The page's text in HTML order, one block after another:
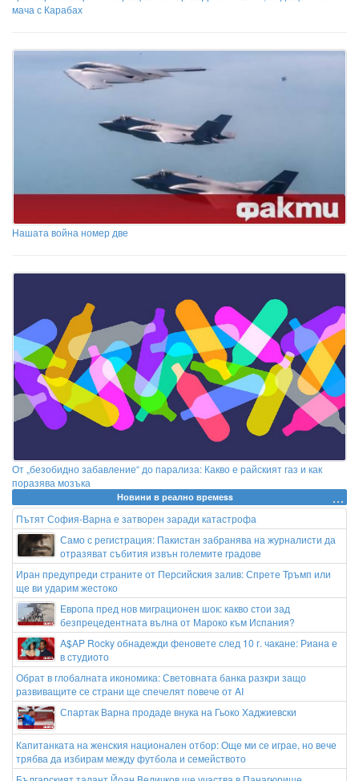
мача с Карабах
Нашата война номер две
От „безобидно забавление“ до парализа: Какво е райският газ и как
поразява мозъка
Новини в реално времеss
Пътят София-Варна е затворен заради катастрофа
Само с регистрация: Пакистан забранява на журналисти да
отразяват събития извън големите градове
Иран предупреди страните от Персийския залив: Спрете Тръмп или
ще ви ударим жестоко
Европа пред нов миграционен шок: какво стои зад
безпрецедентната вълна от Мароко към Испания?
A$AP Rocky обнадежди феновете след 10 г. чакане: Риана е
в студиото
Обрат в глобалната икономика: Световната банка разкри защо
развиващите се страни ще спечелят повече от AI
Спартак Варна продаде внука на Гьоко Хаджиевски
Капитанката на женския национален отбор: Още ми се играе, но вече
трябва да избирам между футбола и семейството